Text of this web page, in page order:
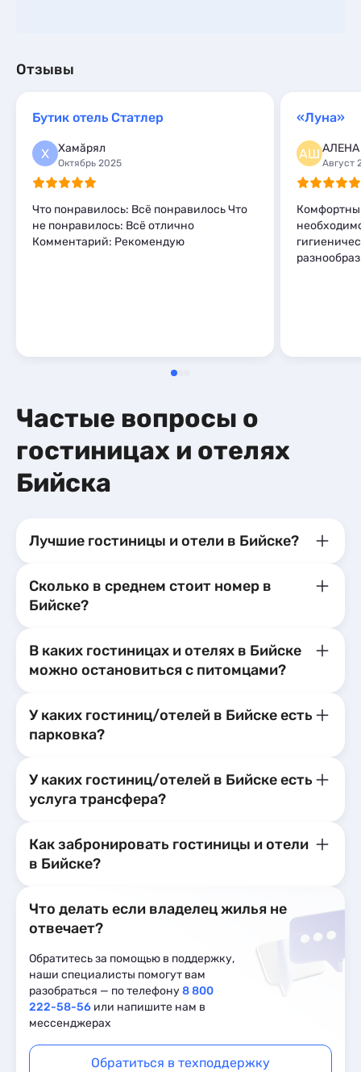
Отзывы
Бутик отель Статлер
Х Хамӑрял
Октябрь 2025
Что понравилось: Всё понравилось Что
не понравилось: Всё отлично
Комментарий: Рекомендую
«Луна»
АШ
Август
Частые вопросы о
гостиницах и отелях
Бийска
Лучшие гостиницы и отели в Бийске?
Сколько в среднем стоит номер в
Бийске?
В каких гостиницах и отелях в Бийске
можно остановиться с питомцами?
У каких гостиниц/отелей в Бийске есть
парковка?
У каких гостиниц/отелей в Бийске есть
услуга трансфера?
Как забронировать гостиницы и отели
в Бийске?
Что делать если владелец жилья не
отвечает?
Обратитесь за помощью в поддержку,
наши специалисты помогут вам
разобраться — по телефону8 800
222-58-56 или напишите нам в
мессенджерах
Обратиться в техподдержку